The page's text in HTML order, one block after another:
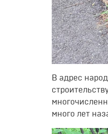
В адрес
много лет